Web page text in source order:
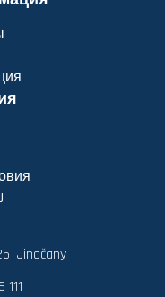
Jinočany